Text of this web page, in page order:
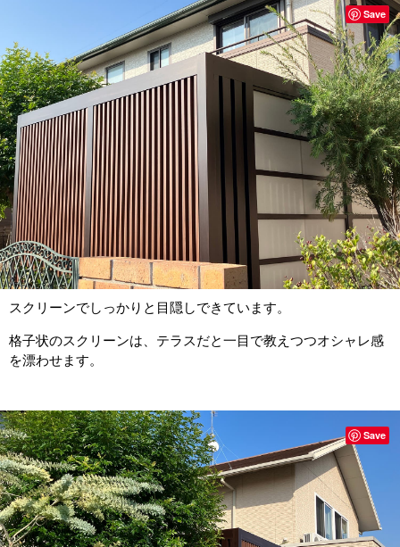
スクリーンでしっかりと目隠しできています。
格子状のスクリーンは、テラスだと一目で教えつつオシャレ感
を漂わせます。
Save
Save